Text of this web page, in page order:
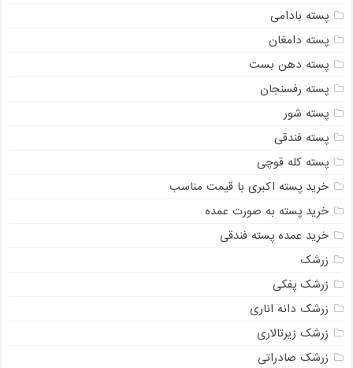
پسته بادامی
پسته دامغان
پسته دهن بست
پسته رفسنجان
پسته شور
پسته فندقی
پسته کله قوچی
خرید پسته اکبری با قیمت مناسب
خرید پسته به صورت عمده
خرید عمده پسته فندقی
زرشک
زرشک پفکی
زرشک دانه اناری
زرشک زیرتالاری
زرشک صادراتی